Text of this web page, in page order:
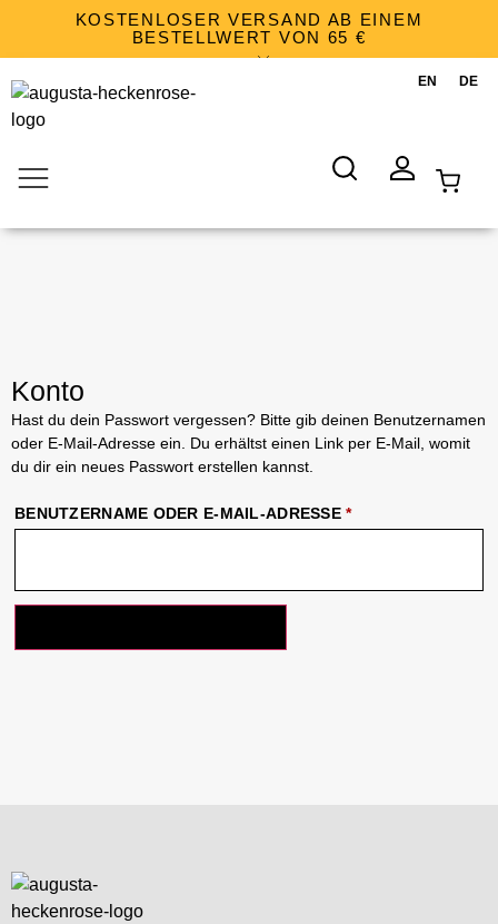
KOSTENLOSER VERSAND AB EINEM
BESTELLWERT VON 65 €
Konto
Hast du dein Passwort vergessen? Bitte gib deinen Benutzernamen
oder E-Mail-Adresse ein. Du erhältst einen Link per E-Mail, womit
du dir ein neues Passwort erstellen kannst.
BENUTZERNAME ODER E-MAIL-ADRESSE*